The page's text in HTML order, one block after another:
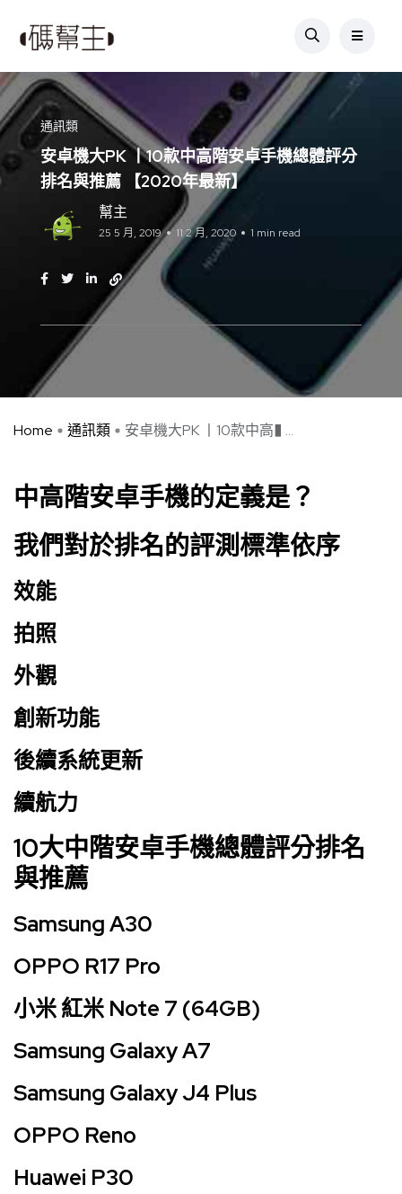
通訊類
安卓機大PK 丨10款中高階安卓手機總體評分
排名與推薦 【2020年最新】
幫主
25 5 月, 2019 11 2 月, 2020 1 min read
Home 通訊類 安卓機大PK 丨10款中高� ...
中高階安卓手機的定義是？
我們對於排名的評測標準依序
效能
拍照
外觀
創新功能
後續系統更新
續航力
10大中階安卓手機總體評分排名
與推薦
Samsung A30
OPPO R17 Pro
小米 紅米 Note 7 (64GB)
Samsung Galaxy A7
Samsung Galaxy J4 Plus
OPPO Reno
Huawei P30